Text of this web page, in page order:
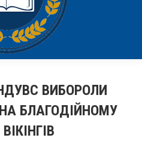
ВИБОРОЛИ
БЛАГОДІЙНОМУ